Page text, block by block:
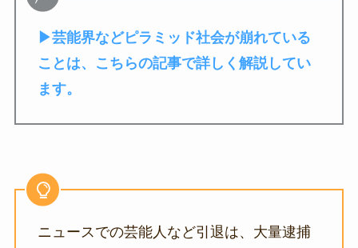
▶芸能界などピラミッド社会が崩れている
ことは、こちらの記事で詳しく解説してい
ます。
ニュースでの芸能人など引退は、大量逮捕